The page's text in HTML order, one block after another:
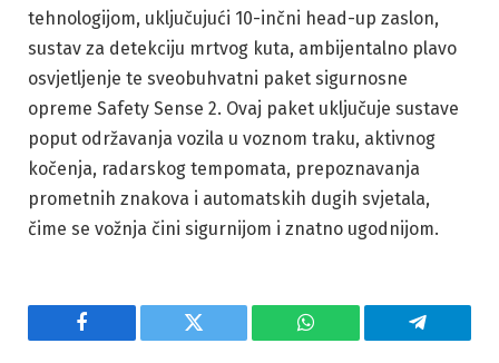
tehnologijom, uključujući 10-inčni head-up zaslon,
sustav za detekciju mrtvog kuta, ambijentalno plavo
osvjetljenje te sveobuhvatni paket sigurnosne
opreme Safety Sense 2. Ovaj paket uključuje sustave
poput održavanja vozila u voznom traku, aktivnog
kočenja, radarskog tempomata, prepoznavanja
prometnih znakova i automatskih dugih svjetala,
čime se vožnja čini sigurnijom i znatno ugodnijom.
Facebook Twitter WhatsApp Telegram